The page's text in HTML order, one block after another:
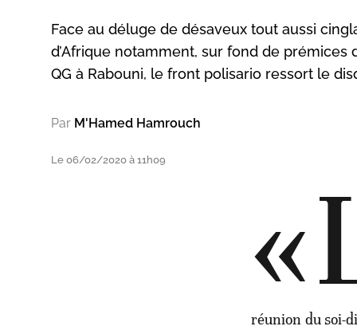
Face au déluge de désaveux tout aussi
d’Afrique notamment, sur fond de
QG à Rabouni, le front polisario ressort le
Par M'Hamed Hamrouch
Le 06/02/2020 à 11h09
réunion du soi-